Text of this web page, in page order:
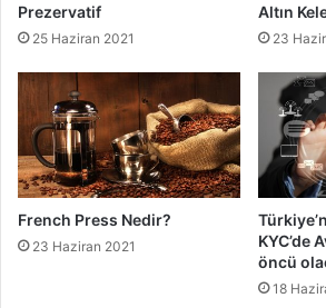
Prezervatif
25 Haziran 2021
Altın
23
French Press Nedir?
23 Haziran 2021
KYC’de
öncü
18